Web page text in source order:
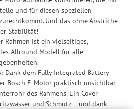
und für diesen speziellen
Und das ohne Abstriche
Stabilität!
Rahmen ist ein vielseitiges,
Allround Modell für alle
Dank dem Fully Integrated Battery
Bosch E-Motor praktisch unsichtbar
des Rahmens. Ein Cover
und Schmutz – und dank